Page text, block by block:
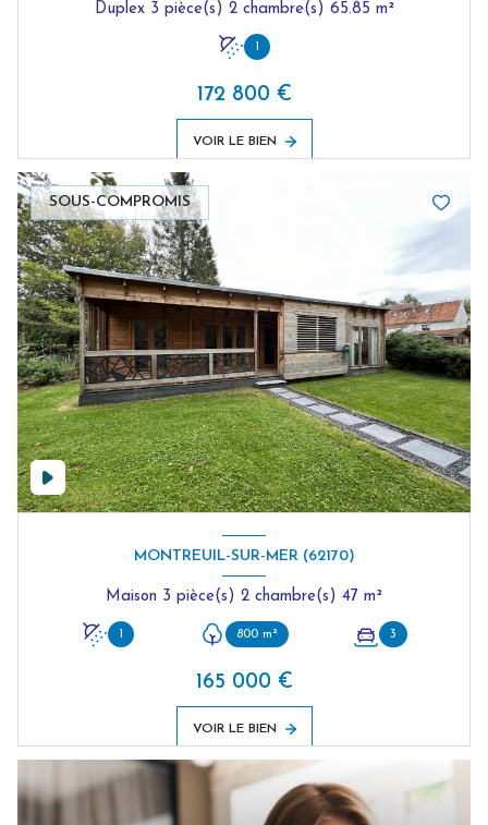
Duplex 3 pièce(s) 2 chambre(s) 65.85 m²
172 800 €
VOIR LE BIEN
SOUS-COMPROMIS
MONTREUIL-SUR-MER (62170)
Maison 3 pièce(s) 2 chambre(s) 47 m²
1 800 m² 3
165 000 €
VOIR LE BIEN